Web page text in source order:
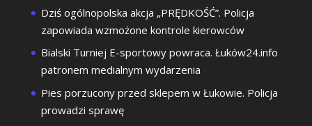
Dziś ogólnopolska akcja „PRĘDKOŚĆ”. Policja
zapowiada wzmożone kontrole kierowców
Bialski Turniej E-sportowy powraca. Łuków24.info
patronem medialnym wydarzenia
Pies porzucony przed sklepem w Łukowie. Policja
prowadzi sprawę